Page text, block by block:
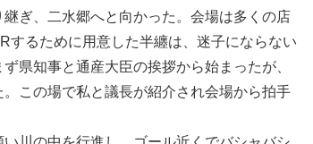
ぎ、二水郷へと向かった。会場は多くの店
するために用意した半纏は、迷子にならない
県知事と通産大臣の挨拶から始まったが、
この場で私と議長が紹介され会場から拍手